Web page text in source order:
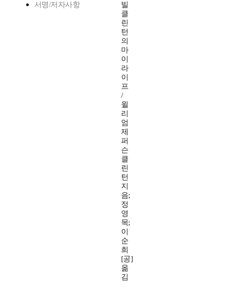
서명/저자사항
빌
클
린
턴
의
마
이
라
이
프
/
윌
리
엄
제
퍼
슨
클
린
턴
지
음;
정
영
목;
이
순
희
[공]
옮
김